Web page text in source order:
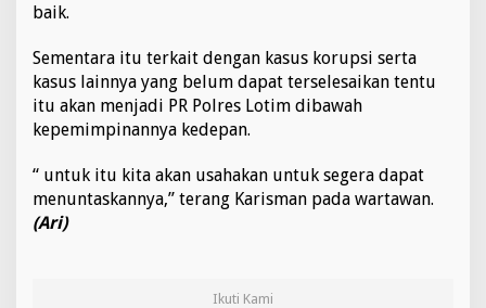
baik.
Sementara itu terkait dengan kasus korupsi serta
kasus lainnya yang belum dapat terselesaikan tentu
itu akan menjadi PR Polres Lotim dibawah
kepemimpinannya kedepan.
“ untuk itu kita akan usahakan untuk segera dapat
menuntaskannya,” terang Karisman pada wartawan.
(Ari)
Ikuti Kami